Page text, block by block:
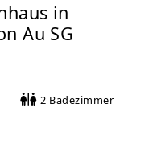
in
Au SG
2 Badezimmer